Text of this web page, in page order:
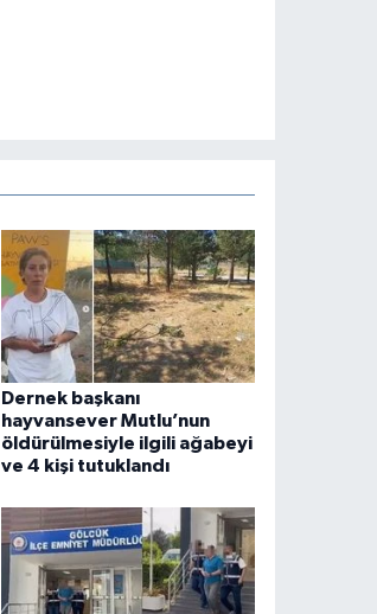
Dernek başkanı
hayvansever Mutlu’nun
öldürülmesiyle ilgili ağabeyi
ve 4 kişi tutuklandı